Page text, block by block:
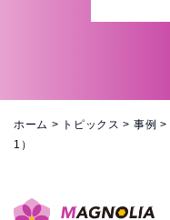
ホーム > トピックス > 事例 >
1）